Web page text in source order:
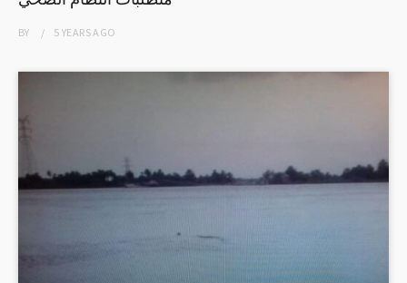
BY 5 YEARSAGO